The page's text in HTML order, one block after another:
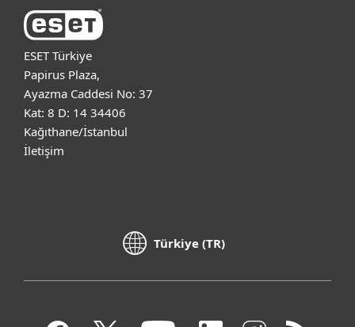
ESET Türkiye
Papirus Plaza,
Ayazma Caddesi No: 37
Kat: 8 D: 14 34406
Kağıthane/İstanbul
İletişim
Türkiye (TR)